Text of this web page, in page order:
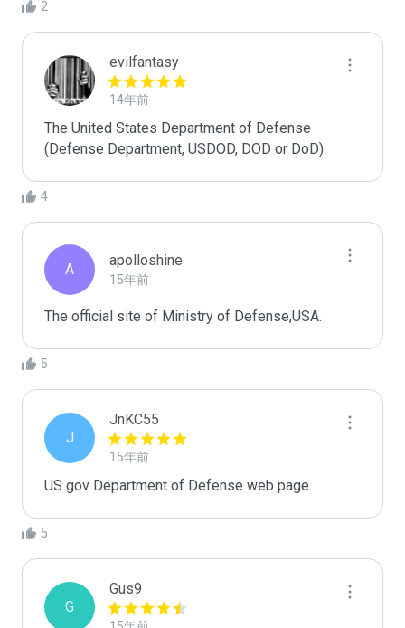
2
evilfantasy
14年前
The United States Department of Defense
(Defense Department, USDOD, DOD or DoD).
4
A
apolloshine
15年前
The official site of Ministry of Defense,USA.
5
J
JnKC55
15年前
US gov Department of Defense web page.
5
G
Gus9